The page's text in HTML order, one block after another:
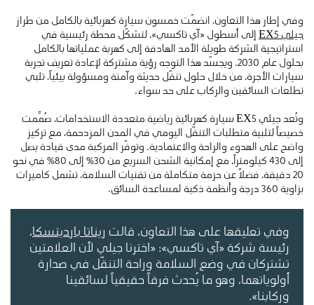
وفي إطار هذا التعاون، انضمّت خمسون سيارة كهربائية بالكامل من طراز
جيلي EX5
إلى أسطول «آي تاكسي»، لتشكّل محطة رئيسية في
استراتيجية الشركة طويلة الأمد الهادفة إلى كهربة عملياتها بالكامل
بحلول عام 2030. ويجسّد هذا التوجه رؤية مشتركة لإعادة تعريف تجربة
سيارات الأجرة، من خلال حلول تنقّل حديثة وآمنة ومسؤولة بيئياً، تلبي
تطلعات السائقين والركاب على حد سواء.
وتُعد جيلي EX5 سيارة كهربائية رياضية متعددة الاستخدامات، صُمِّمت
خصيصاً لتلبية متطلبات التنقّل اليومي في المدن المزدحمة، مع تركيز
واضح على الهدوء والراحة والاعتمادية. وتوفّر المركبة مدى قيادة يصل
إلى 430 كيلومتراً، مع إمكانية الشحن السريع من 30% إلى 80% في نحو
20 دقيقة، فضلاً عن حزمة متكاملة من تقنيات السلامة، تشمل كاميرات
بزاوية 360 درجة وأنظمة ذكية لمساعدة السائق.
وفي تعليقها على هذا التعاون، قالت ريناتا بارديتسكا،
رئيسة شركة «آي تاكسي»: «اخترنا جيلي لأن العلامتين
تشتركان في وضع السلامة وراحة التنقّل في صدارة
أولوياتهما، وهو ما يُحدث فرقاً حقيقياً لسائقينا
وركابنا».